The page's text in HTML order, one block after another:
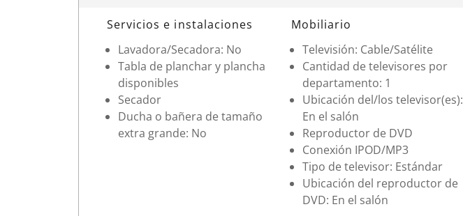
Datos de la habitación
Servicios e instalaciones
Lavadora/Secadora: No
Tabla de planchar y plancha
disponibles
Secador
Ducha o bañera de tamaño
extra grande: No
Mobiliario
Televisión: Cable/Satélite
Cantidad de televisores por
departamento: 1
Ubicación del/los televisor(es):
En el salón
Reproductor de DVD
Conexión IPOD/MP3
Tipo de televisor: Estándar
Ubicación del reproductor de
DVD: En el salón